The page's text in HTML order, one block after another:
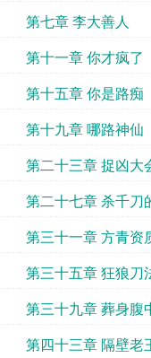
第七章 李大善人
第十一章 你才疯了
第十五章 你是路痴
第十九章 哪路神仙
第二十三章 捉凶大
第二十七章 杀千刀
第三十一章 方青资
第三十五章 狂狼刀
第三十九章 葬身腹
第四十三章 隔壁老